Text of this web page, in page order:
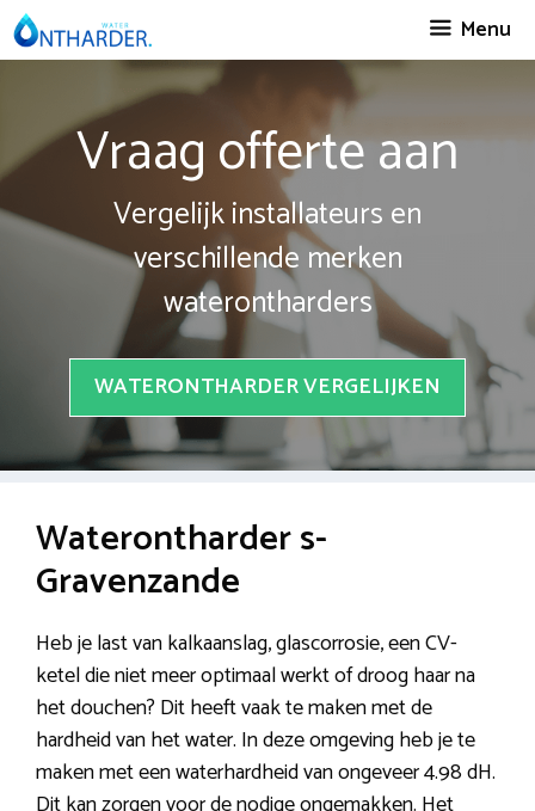
Spring
naar
Menu
Vraag offerte aan
Vergelijk installateurs en
verschillende merken
waterontharders
WATERONTHARDER VERGELIJKEN
Waterontharder s-
Gravenzande
Heb je last van kalkaanslag, glascorrosie, een CV-
ketel die niet meer optimaal werkt of droog haar na
het douchen? Dit heeft vaak te maken met de
hardheid van het water. In deze omgeving heb je te
maken met een waterhardheid van ongeveer 4.98 dH.